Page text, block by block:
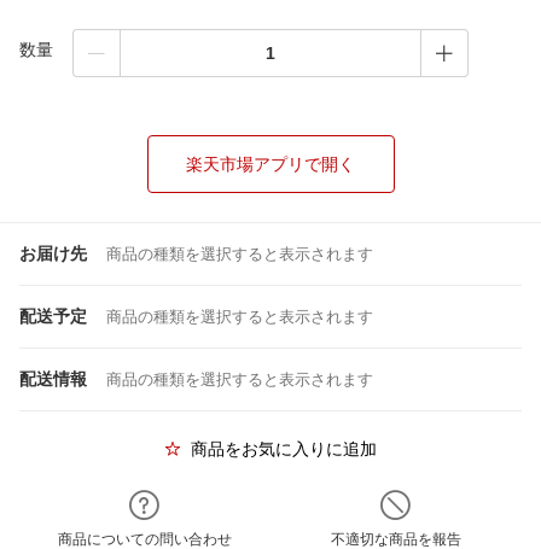
数量
楽天市場アプリで開く
お届け先 商品の種類を選択すると表示されます
配送予定 商品の種類を選択すると表示されます
配送情報 商品の種類を選択すると表示されます
商品をお気に入りに追加
商品についての問い合わせ 不適切な商品を報告